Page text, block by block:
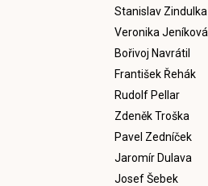
Stanislav Zindulka
Veronika Jeníková
Bořivoj Navrátil
František Řehák
Rudolf Pellar
Zdeněk Troška
Pavel Zedníček
Jaromír Dulava
Josef Šebek